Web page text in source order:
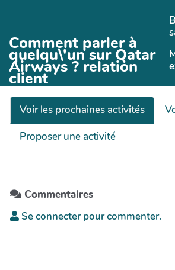
Comment parler à
quelqu\'un sur Qatar
Airways ? relation
client
Voir les prochaines activités
Proposer une activité
Commentaires
Se connecter pour commenter.